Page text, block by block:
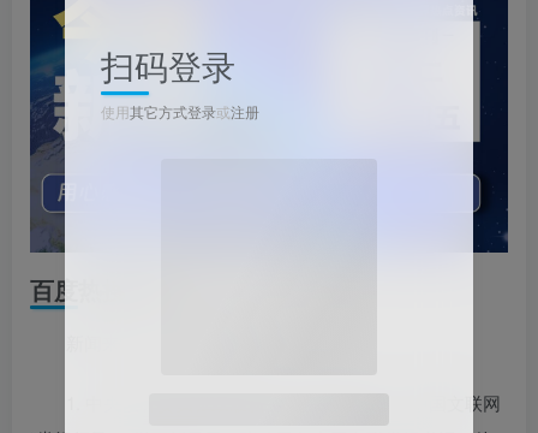
百度热搜新闻
1. 中央候补委员张政履新 曾主持春晚 3日，中国文联网
扫码登录
使用其它方式登录或注册